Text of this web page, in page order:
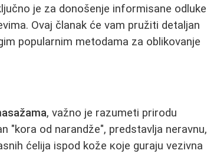
je za donošenje informisane odluke
Ovaj članak će vam pružiti detaljan
popularnim metodama za oblikovanje
, važno je razumeti prirodu
"kora od narandže", predstavlja neravnu,
ćelija ispod kože које guraju vezivna